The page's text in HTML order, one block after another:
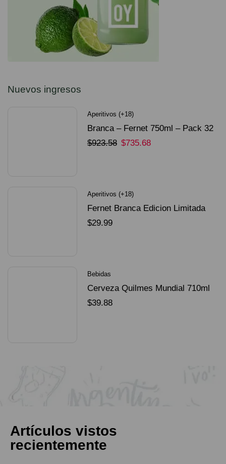
Nuevos ingresos
Aperitivos (+18)
Branca – Fernet 750ml – Pack 32
Unidades
$923.58 $735.68
Aperitivos (+18)
Fernet Branca Edicion Limitada
Dorado Mundial
$29.99
Bebidas
Cerveza Quilmes Mundial 710ml
packX4
$39.88
Artículos vistos
recientemente